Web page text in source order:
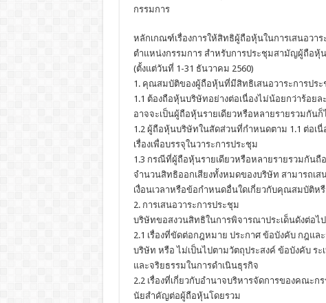
กรรมการ
หลักเกณฑ์เรื่องการให้สิทธิผู้ถือหุ้นในการเสนอวา
ตำแหน่งกรรมการ สำหรับการประชุมสามัญผู้ถือหุ้
(ตั้งแต่วันที่ 1-31 ธันวาคม 2560)
1. คุณสมบัติของผู้ถือหุ้นที่มีสิทธิเสนอวาระการประ
1.1 ต้องถือหุ้นบริษัทอย่างต่อเนื่องไม่น้อยกว่าร้อย
อาจจะเป็นผู้ถือหุ้นรายเดียวหรือหลายรายรวมกันก็
1.2 ผู้ถือหุ้นบริษัทในสัดส่วนที่กำหนดตาม 1.1 ต่อเ
เรื่องเพื่อบรรจุในวาระการประชุม
1.3 กรณีที่ผู้ถือหุ้นรายเดียวหรือหลายรายรวมกัน
จำนวนสิทธิออกเสียงทั้งหมดของบริษัท สามารถเส
เงื่อนเวลาหรือข้อกำหนดอื่นใดเกี่ยวกับคุณสมบัติ
2. การเสนอวาระการประชุม
บริษัทขอสงวนสิทธิในการพิจารณาประเด็นดังต่อไ
2.1 เรื่องที่ขัดต่อกฎหมาย ประกาศ ข้อบังคับ กฎแล
บริษัท หรือ ไม่เป็นไปตามวัตถุประสงค์ ข้อบังคับ ร
และจริยธรรมในการดำเนินธุรกิจ
2.2 เรื่องที่เกี่ยวกับอำนาจบริหารจัดการของคณะ
นัยสำคัญต่อผู้ถือหุ้นโดยรวม